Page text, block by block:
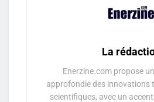
La
Enerzine.com propose
approfondie des innovations
scientifiques, avec un